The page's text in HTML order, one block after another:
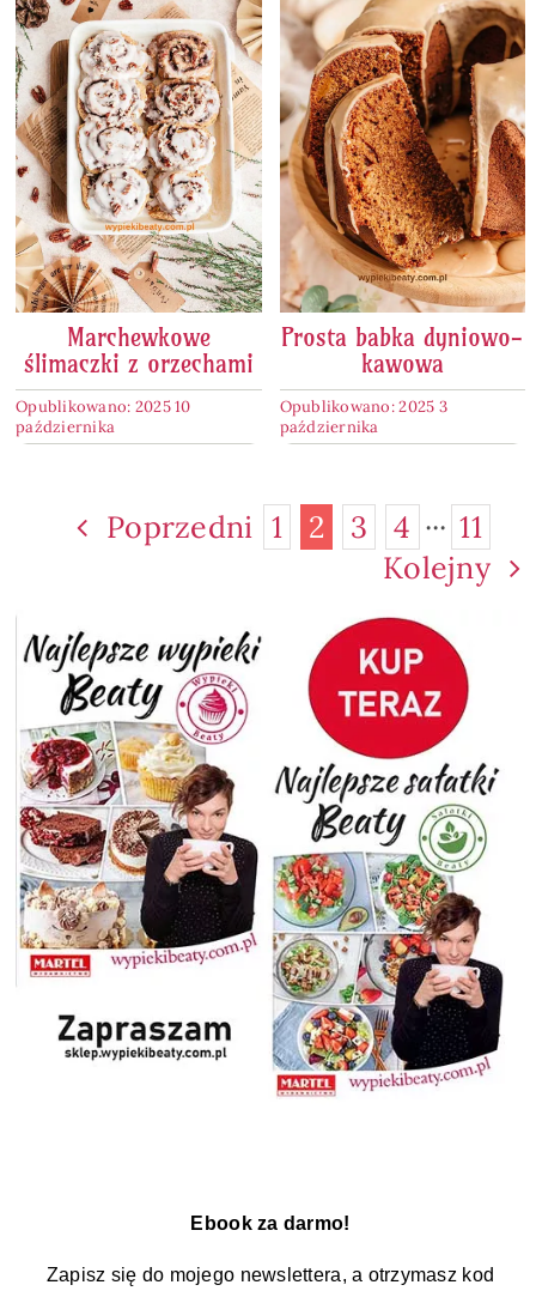
Ebook za darmo!
Zapisz się do mojego newslettera, a otrzymasz kod
Marchewkowe
ślimaczki z orzechami
Opublikowano: 2025 10
października
Prosta babka dyniowo-
kawowa
Opublikowano: 2025 3
października
Poprzedni 1 2 3 4 ··· 11
Kolejny